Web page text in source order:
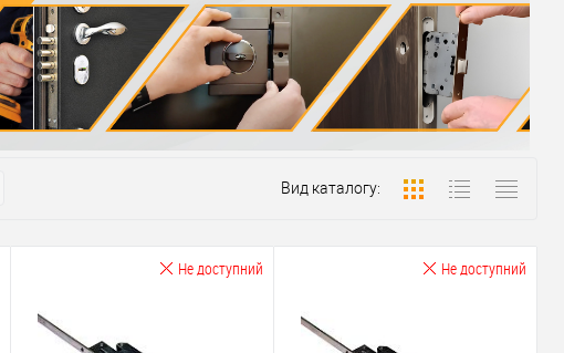
Вид каталогу:
Не доступний Не доступний